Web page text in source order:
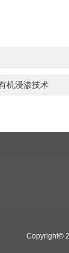
机浸渗技术
Copyright©